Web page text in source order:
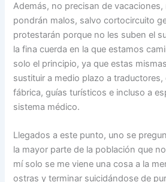
Además, no precisan de vacaciones,
pondrán malos, salvo cortocircuito
protestarán porque no les suben el
la fina cuerda en la que estamos
solo el principio, ya que estas
sustituir a medio plazo a
fábrica, guías turísticos e incluso a
sistema médico.
Llegados a este punto, uno se
la mayor parte de la población que
mí solo se me viene una cosa a la
ostras y terminar suicidándose de